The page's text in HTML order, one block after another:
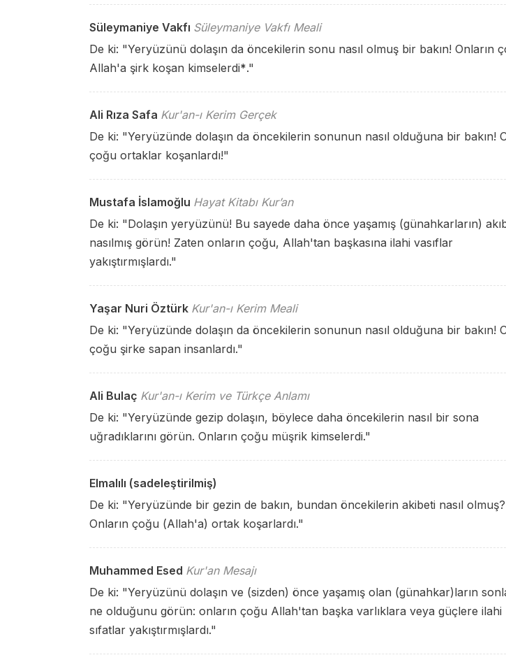
Süleymaniye Vakfı Süleymaniye Vakfı Meali
De ki: "Yeryüzünü dolaşın da öncekilerin sonu nasıl olmuş bir bakın! Onların
Allah'a şirk koşan kimselerdi*."
Ali Rıza Safa Kur'an-ı Kerim Gerçek
De ki: "Yeryüzünde dolaşın da öncekilerin sonunun nasıl olduğuna bir bakın!
çoğu ortaklar koşanlardı!"
Mustafa İslamoğlu Hayat Kitabı Kur’an
De ki: "Dolaşın yeryüzünü! Bu sayede daha önce yaşamış (günahkarların)
nasılmış görün! Zaten onların çoğu, Allah'tan başkasına ilahi vasıflar
yakıştırmışlardı."
Yaşar Nuri Öztürk Kur'an-ı Kerim Meali
De ki: "Yeryüzünde dolaşın da öncekilerin sonunun nasıl olduğuna bir bakın!
çoğu şirke sapan insanlardı."
Ali Bulaç Kur'an-ı Kerim ve Türkçe Anlamı
De ki: "Yeryüzünde gezip dolaşın, böylece daha öncekilerin nasıl bir sona
uğradıklarını görün. Onların çoğu müşrik kimselerdi."
Elmalılı (sadeleştirilmiş)
De ki: "Yeryüzünde bir gezin de bakın, bundan öncekilerin akibeti nasıl olmuş?
Onların çoğu (Allah'a) ortak koşarlardı."
Muhammed Esed Kur'an Mesajı
De ki: "Yeryüzünü dolaşın ve (sizden) önce yaşamış olan (günahkar)ların
ne olduğunu görün: onların çoğu Allah'tan başka varlıklara veya güçlere ilahi
sıfatlar yakıştırmışlardı."